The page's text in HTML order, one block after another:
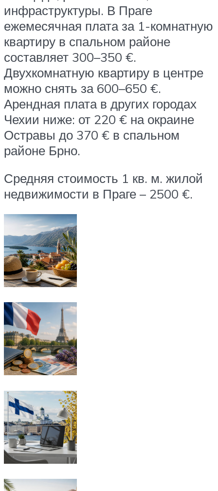
инфраструктуры. В Праге
ежемесячная плата за 1-комнатную
квартиру в спальном районе
составляет 300–350 €.
Двухкомнатную квартиру в центре
можно снять за 600–650 €.
Арендная плата в других городах
Чехии ниже: от 220 € на окраине
Остравы до 370 € в спальном
районе Брно.
Средняя стоимость 1 кв. м. жилой
недвижимости в Праге – 2500 €.